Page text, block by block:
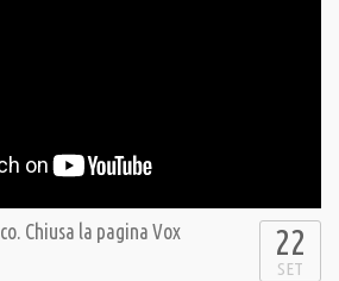
Chiusa la pagina Vox
22
SET